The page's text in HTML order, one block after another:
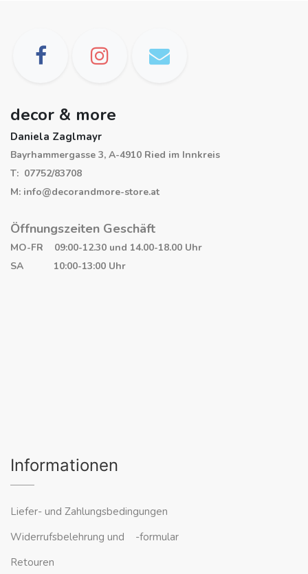
decor & more
Daniela Zaglmayr
Bayrhammergasse 3, A-4910 Ried im Innkreis
T: 07752/83708
M: info@decorandmore-store.at
Öffnungszeiten Geschäft
MO-FR 09:00-12.30 und 14.00-18.00 Uhr
SA 10:00-13:00 Uhr
Informationen
Liefer- und Zahlungsbedingungen
Widerrufsbelehrung und -formular
Retouren